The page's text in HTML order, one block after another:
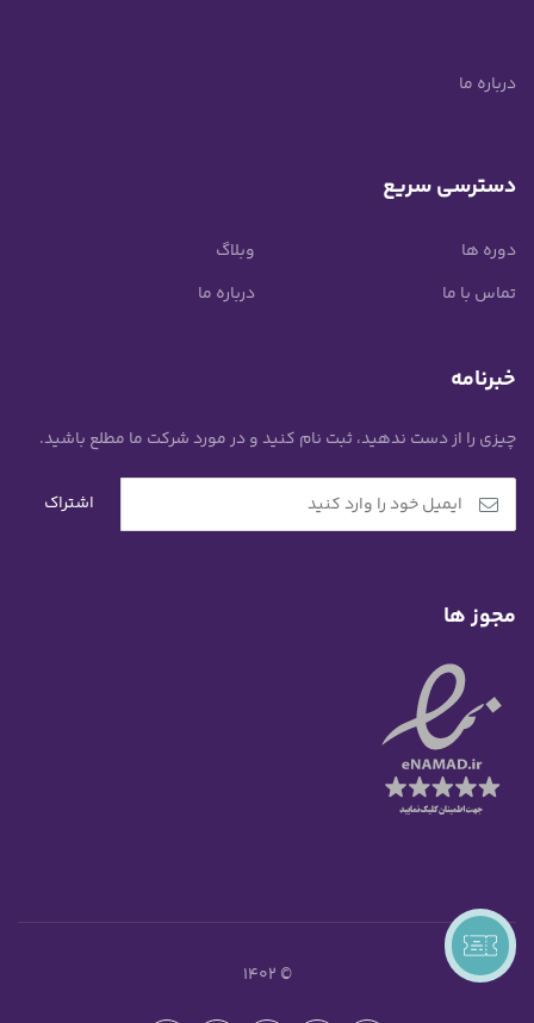
درباره ما
دسترسی سریع
دوره ها
وبلاگ
تماس با ما
درباره ما
خبرنامه
چیزی را از دست ندهید، ثبت نام کنید و در مورد شرکت ما مطلع باشید.
مجوز ها
© 1402